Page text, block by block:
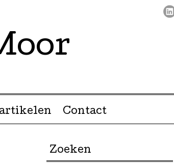
artikelen Contact
Zoeken